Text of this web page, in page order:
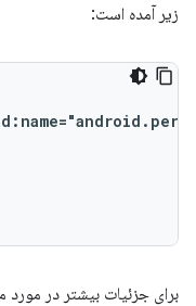
زیر آمده است:
برای جزئیات بیشتر در مورد